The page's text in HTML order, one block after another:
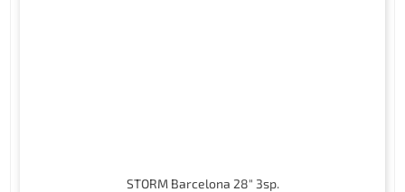
STORM Barcelona 28" 3sp.